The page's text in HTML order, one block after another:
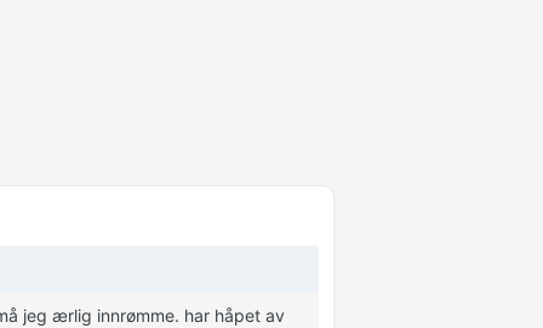
jeg ærlig innrømme. har håpet av